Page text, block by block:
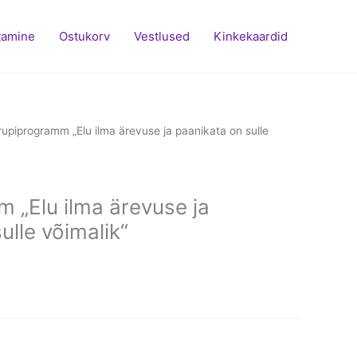
Ostukorv Vestlused Kinkekaardid
„Elu ilma ärevuse ja paanikata on sulle
„Elu ilma ärevuse ja
võimalik“